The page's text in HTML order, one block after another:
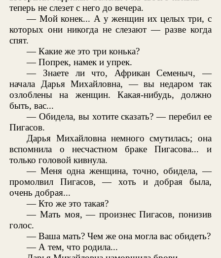
теперь не слезет с него до вечера.
— Мой конек... А у женщин их целых три, с
которых они никогда не слезают — разве когда
спят.
— Какие же это три конька?
— Попрек, намек и упрек.
— Знаете ли что, Африкан Семеныч, —
начала Дарья Михайловна, — вы недаром так
озлоблены на женщин. Какая-нибудь, должно
быть, вас...
— Обидела, вы хотите сказать? — перебил ее
Пигасов.
Дарья Михайловна немного смутилась; она
вспомнила о несчастном браке Пигасова... и
только головой кивнула.
— Меня одна женщина, точно, обидела, —
промолвил Пигасов, — хоть и добрая была,
очень добрая...
— Кто же это такая?
— Мать моя, — произнес Пигасов, понизив
голос.
— Ваша мать? Чем же она могла вас обидеть?
— А тем, что родила...